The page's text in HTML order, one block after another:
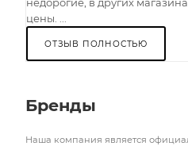
цены. ...
ОТЗЫВ ПОЛНОСТЬЮ
Бренды
Наша компания является